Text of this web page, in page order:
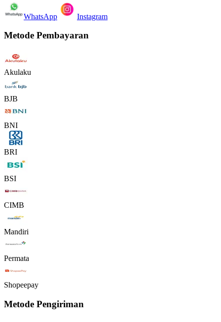
WhatsApp Instagram
Metode Pembayaran
Akulaku
BJB
BNI
BRI
BSI
CIMB
Mandiri
Permata
Shopeepay
Metode Pengiriman